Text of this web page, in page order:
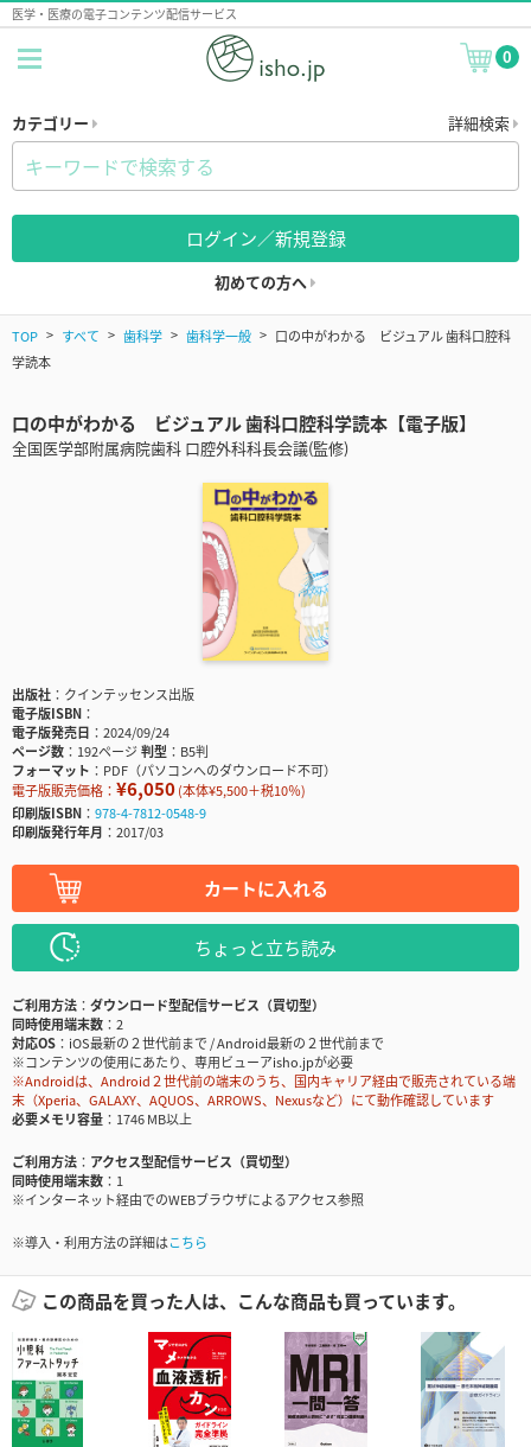
医学・医療の電子コンテンツ配信サービス
0
カテゴリー 詳細検索
ログイン／新規登録
初めての方へ
TOP すべて 歯科学 歯科学一般
口の中がわかる ビジュアル 歯科口腔科
学読本
口の中がわかる ビジュアル 歯科口腔科学読本【電子版】
全国医学部附属病院歯科 口腔外科科長会議(監修)
出版社
クインテッセンス出版
電子版ISBN
電子版発売日
2024/09/24
ページ数
192ページ判型
B5判
フォーマット
PDF（パソコンへのダウンロード不可）
電子版販売価格： ¥6,050(本体¥5,500＋税10％)
印刷版ISBN
978-4-7812-0548-9
印刷版発行年月
2017/03
カートに入れる
ちょっと立ち読み
ご利用方法
ダウンロード型配信サービス（買切型）
同時使用端末数
2
対応OS
iOS最新の２世代前まで / Android最新の２世代前まで
※コンテンツの使用にあたり、専用ビューアisho.jpが必要
※Androidは、Android２世代前の端末のうち、国内キャリア経由で販売されている端
末（Xperia、GALAXY、AQUOS、ARROWS、Nexusなど）にて動作確認しています
必要メモリ容量
1746 MB以上
ご利用方法
アクセス型配信サービス（買切型）
同時使用端末数
1
※インターネット経由でのWEBブラウザによるアクセス参照
※導入・利用方法の詳細はこちら
この商品を買った人は、こんな商品も買っています。